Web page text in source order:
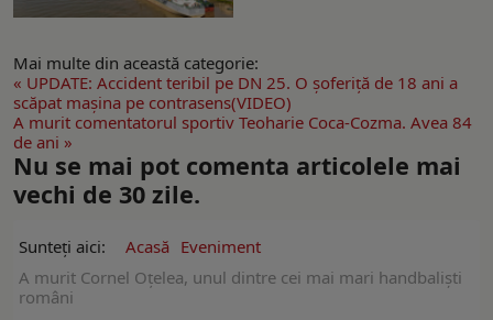
Mai multe din această categorie:
« UPDATE: Accident teribil pe DN 25. O șoferiță de 18 ani a
scăpat mașina pe contrasens(VIDEO)
A murit comentatorul sportiv Teoharie Coca-Cozma. Avea 84
de ani »
Nu se mai pot comenta articolele mai
vechi de 30 zile.
Sunteți aici: Acasă Eveniment
A murit Cornel Oțelea, unul dintre cei mai mari handbaliști
români